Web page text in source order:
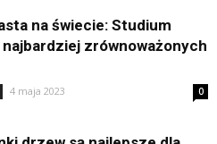
na świecie: Studium
zrównoważonych
4 maja 2023 0